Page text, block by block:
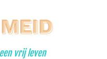
vrij leven